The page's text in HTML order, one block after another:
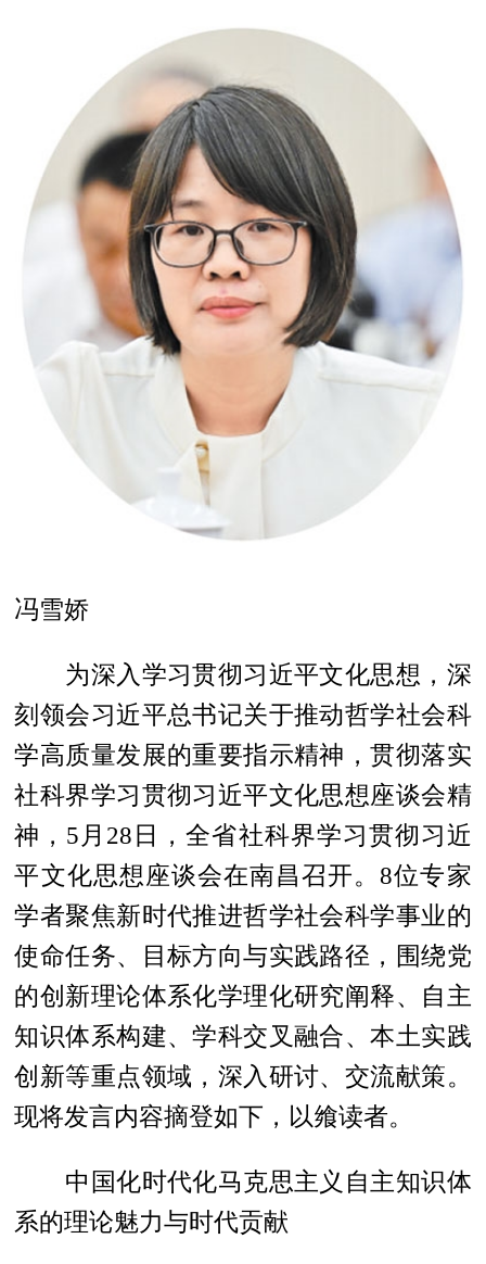
冯雪娇
为深入学习贯彻习近平文化思想，深
刻领会习近平总书记关于推动哲学社会科
学高质量发展的重要指示精神，贯彻落实
社科界学习贯彻习近平文化思想座谈会精
神，5月28日，全省社科界学习贯彻习近
平文化思想座谈会在南昌召开。8位专家
学者聚焦新时代推进哲学社会科学事业的
使命任务、目标方向与实践路径，围绕党
的创新理论体系化学理化研究阐释、自主
知识体系构建、学科交叉融合、本土实践
创新等重点领域，深入研讨、交流献策。
现将发言内容摘登如下，以飨读者。
中国化时代化马克思主义自主知识体
系的理论魅力与时代贡献